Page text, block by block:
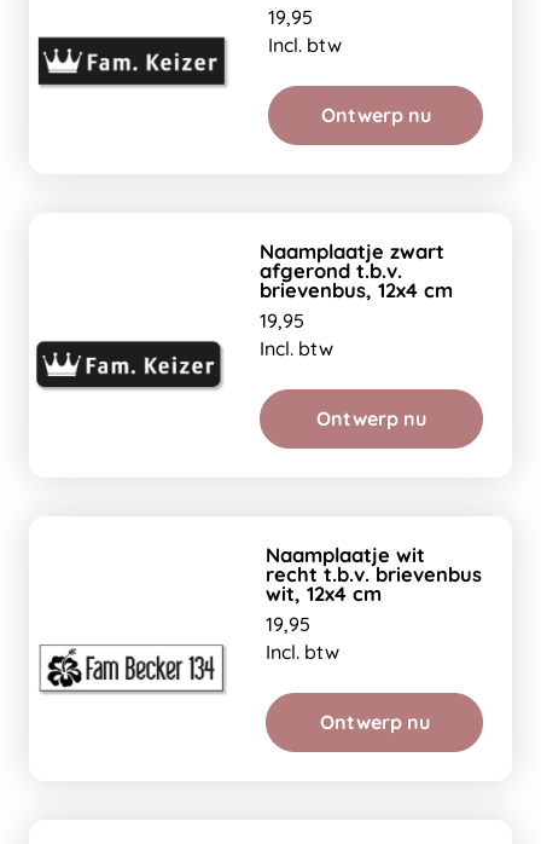
19,95
Incl. btw
Ontwerp nu
Naamplaatje zwart
afgerond t.b.v.
brievenbus, 12x4 cm
19,95
Incl. btw
Ontwerp nu
Naamplaatje wit
recht t.b.v. brievenbus
wit, 12x4 cm
19,95
Incl. btw
Ontwerp nu